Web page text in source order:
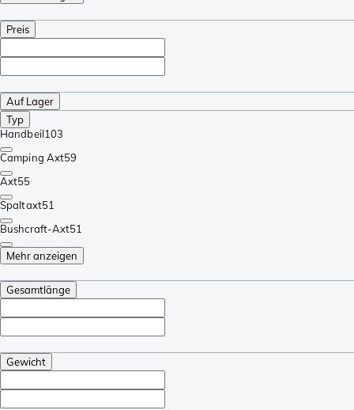
Preis
Auf Lager
Typ
Handbeil103
Camping Axt59
Axt55
Spaltaxt51
Bushcraft-Axt51
Mehr anzeigen
Gesamtlänge
Gewicht